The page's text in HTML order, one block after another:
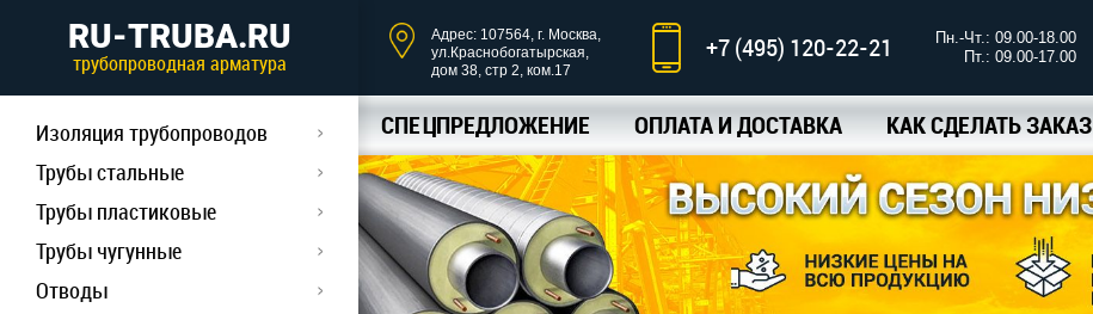
RU-TRUBA.RU
трубопроводная арматура
Изоляция трубопроводов
Трубы стальные
Трубы пластиковые
Трубы чугунные
Отводы
Адрес: 107564, г. Москва,
ул.Краснобогатырская,
дом 38, стр 2, ком.17
+7 (495) 120-22-21
Пн.-Чт.: 09.00-18.00
Пт.: 09.00-17.00
СПЕЦПРЕДЛОЖЕНИЕ ОПЛАТА И ДОСТАВКА КАК СДЕЛАТЬ ЗАКАЗ